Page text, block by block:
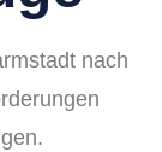
nach